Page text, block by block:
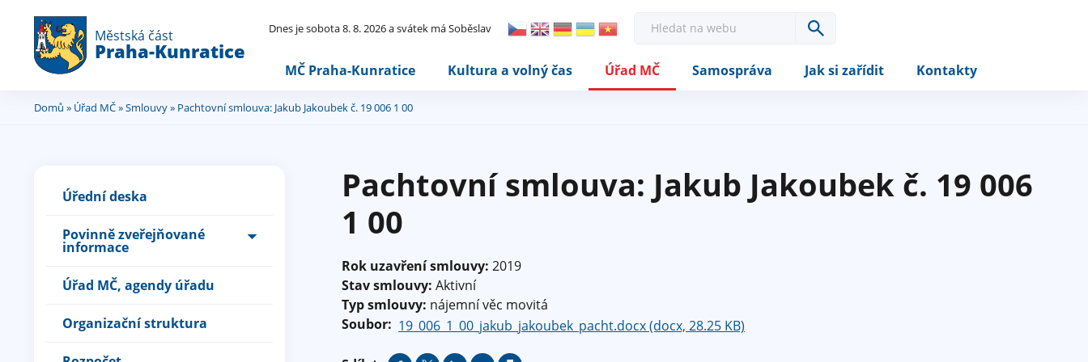
Městská část
Praha-Kunratice
Dnes je sobota 8. 8. 2026 a svátek má Soběslav
a
MČ Praha-Kunratice Kultura a volný čas Úřad MČ Samospráva Jak si zařídit Kontakty
JsteDomů » Úřad MČ»Smlouvy» Pachtovní smlouva: Jakub Jakoubek č. 19 006 1 00
Úřední deska
Povinně zveřejňované
informace
Úřad MČ, agendy úřadu
Organizační struktura
Pachtovní smlouva: Jakub Jakoubek č. 19 006
1 00
Rok uzavření smlouvy: 2019
Stav smlouvy: Aktivní
Typ smlouvy: nájemní věc movitá
Soubor: 19_006_1_00_jakub_jakoubek_pacht.docx (docx, 28.25 KB)